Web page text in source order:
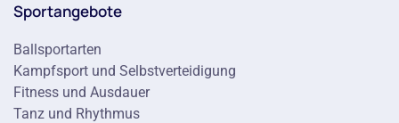
Sportangebote
Ballsportarten
Kampfsport und Selbstverteidigung
Fitness und Ausdauer
Tanz und Rhythmus